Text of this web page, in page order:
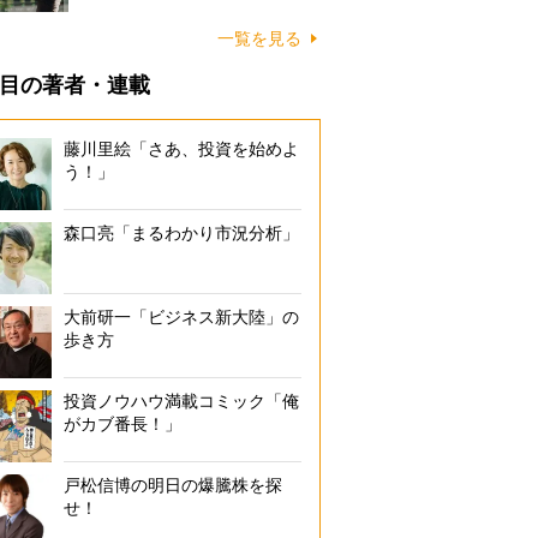
一覧を見る
の著者・連載
藤川里絵「さあ、投資を始めよ
う！」
森口亮「まるわかり市況分析」
大前研一「ビジネス新大陸」の
歩き方
投資ノウハウ満載コミック「俺
がカブ番長！」
戸松信博の明日の爆騰株を探
せ！